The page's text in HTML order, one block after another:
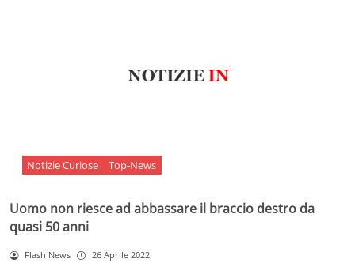
Notizie Curiose Top-News
Uomo non riesce ad abbassare il braccio destro da
quasi 50 anni
Flash News 26 Aprile 2022